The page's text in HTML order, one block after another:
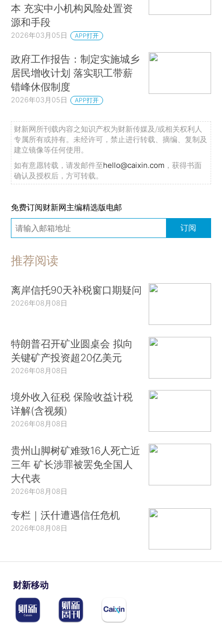
本 充实中小机构风险处置资
源和手段
2026年03月05日 APP打开
政府工作报告：制定实施城乡
居民增收计划 落实职工带薪
错峰休假制度
2026年03月05日 APP打开
财新网所刊载内容之知识产权为财新传媒及/或相关权利人
专属所有或持有。未经许可，禁止进行转载、摘编、复制及
建立镜像等任何使用。
如有意愿转载，请发邮件至hello@caixin.com ，获得书面
确认及授权后，方可转载。
免费订阅财新网主编精选版电邮
订阅
推荐阅读
离岸信托90天补税窗口期疑问
2026年08月08日
特朗普召开矿业圆桌会 拟向
关键矿产投资超20亿美元
2026年08月08日
境外收入征税 保险收益计税
详解(含视频)
2026年08月08日
贵州山脚树矿难致16人死亡近
三年 矿长涉罪被罢免全国人
大代表
2026年08月08日
专栏｜沃什遭遇信任危机
2026年08月08日
财新移动